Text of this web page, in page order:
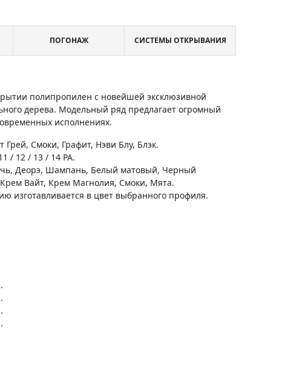
ПОГОНАЖ СИСТЕМЫ ОТКРЫВАНИЯ
полипропилен с новейшей эксклюзивной
дерева. Модельный ряд предлагает огромный
исполнениях.
Смоки, Графит, Нэви Блу, Блэк.
/ 12 / 13 / 14 PA.
Деорэ, Шампань, Белый матовый, Черный
Вайт, Крем Магнолия, Смоки, Мята.
изготавливается в цвет выбранного профиля.